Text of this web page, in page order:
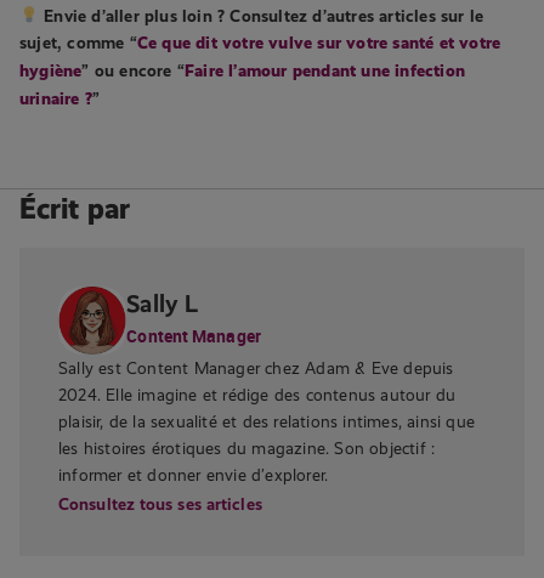
Envie d’aller plus loin ?Consultez d’autres articles sur le
sujet, comme “Ce que dit votre vulve sur votre santé et votre
hygiène” ou encore “Faire l’amour pendant une infection
urinaire ?”
Écrit par
Sally L
Content Manager
Sally est Content Manager chez Adam & Eve depuis
2024. Elle imagine et rédige des contenus autour du
plaisir, de la sexualité et des relations intimes, ainsi que
les histoires érotiques du magazine. Son objectif :
informer et donner envie d’explorer.
Consultez tous ses articles